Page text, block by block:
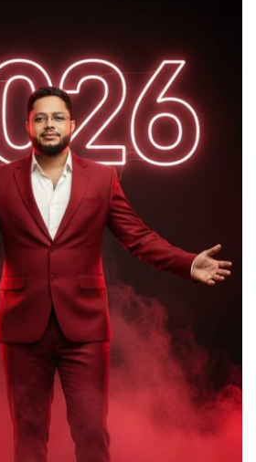
মাধবপুরে ডটস কর্নারে ওষুধ সংকটে দূর্ভোগে
যক্ষা রোগীরা
জুলাই গণঅভ্যুত্থান দিবস উপলক্ষে
মৌলভীবাজার শিশু সরকারি প্রাথমিক
বিদ্যালয়ে কবিতা, আবৃত্তি, রচনা প্রতিযোগিতা
পুরস্কার বিতরণ ও আলোচনা সভা অনুষ্ঠিত
মাধবপুর পিআইও অফিসের কার্য সহকারীর
ফেসবুক মন্তব্য ঘিরে সমালোচনার ঝড়!!স্যান্ট
রিলিজ
মাধবপুরে জুলাই গণঅভ্যুত্থান দিবস উপলক্ষে
শহিদ পরিবার ও জুলাই যোদ্ধাদের সংবর্ধনা
দেওয়ানগঞ্জে ফ্যামিলি কার্ড শুমারি: তথ্য
সংগ্রহকারী ও সুপারভাইজার পদে উত্তীর্ণদের
তালিকা প্রকাশ